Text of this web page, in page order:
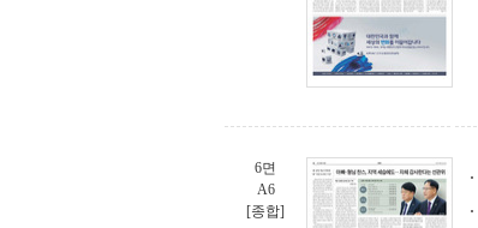
6면
A6
[종합]